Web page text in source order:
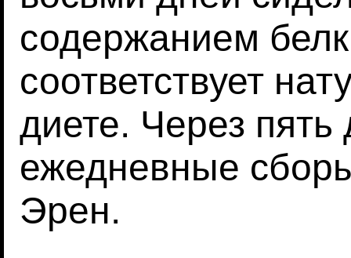
содержанием
соответствует
диете. Через
ежедневные
Эрен.